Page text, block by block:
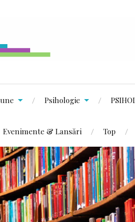
Psihologie
Evenimente & Lansări Top